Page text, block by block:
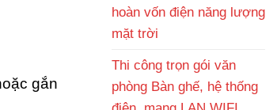
gắn
hoàn vốn điện năng lượng
mặt trời
Thi công trọn gói văn
phòng Bàn ghế, hệ thống